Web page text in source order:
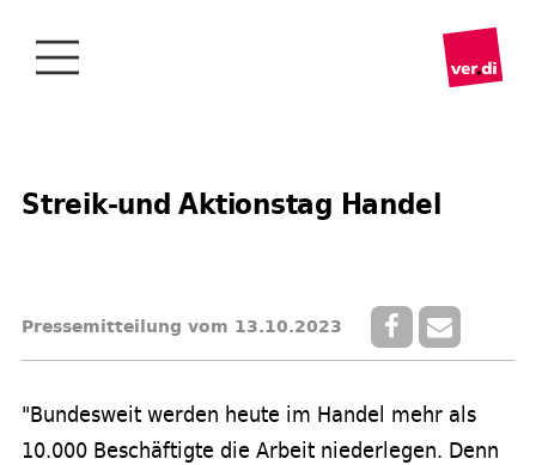
Streik-und Aktionstag Handel
Pressemitteilung vom 13.10.2023
"Bundesweit werden heute im Handel mehr als
10.000 Beschäftigte die Arbeit niederlegen. Denn